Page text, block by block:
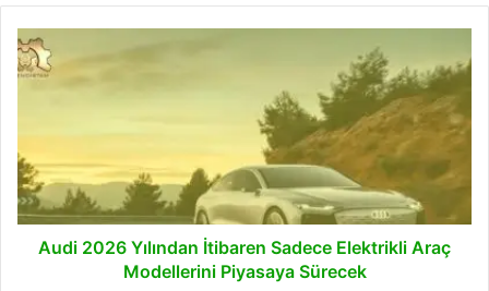
Audi
2026
Yılından
Elektrikli
Araç
Modellerini
Piyasaya
Sürecek
Audi 2026 Yılından İtibaren Sadece Elektrikli Araç
Modellerini Piyasaya Sürecek